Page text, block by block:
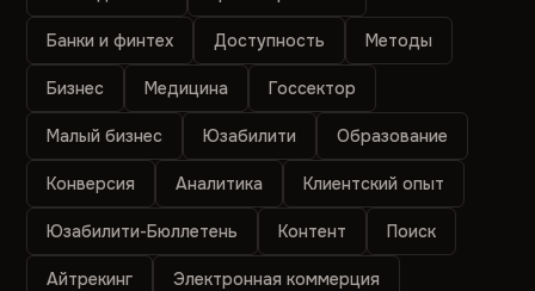
Банки и финтех Доступность Методы
Бизнес Медицина Госсектор
Малый бизнес Юзабилити Образование
Конверсия Аналитика Клиентский опыт
Юзабилити-Бюллетень Контент Поиск
Айтрекинг Электронная коммерция